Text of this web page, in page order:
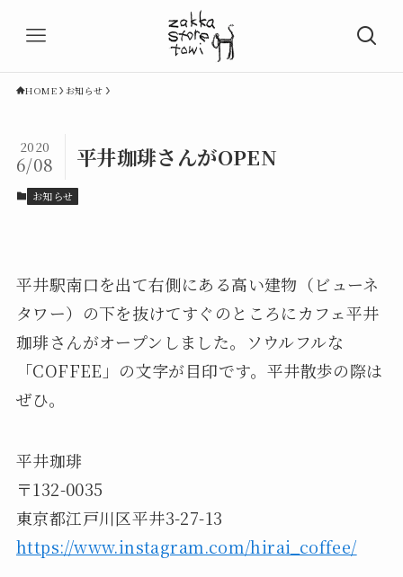
HOME お知らせ
平井珈琲さんがOPEN
2020
6/08
お知らせ
平井駅南口を出て右側にある高い建物（ビューネ
タワー）の下を抜けてすぐのところにカフェ平井
珈琲さんがオープンしました。ソウルフルな
「COFFEE」の文字が目印です。平井散歩の際は
ぜひ。
平井珈琲
〒132-0035
東京都江戸川区平井3-27-13
https://www.instagram.com/hirai_coffee/